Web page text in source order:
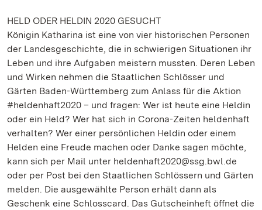
HELD ODER HELDIN 2020 GESUCHT
Königin Katharina ist eine von vier historischen Personen
der Landesgeschichte, die in schwierigen Situationen ihr
Leben und ihre Aufgaben meistern mussten. Deren Leben
und Wirken nehmen die Staatlichen Schlösser und
Gärten Baden-Württemberg zum Anlass für die Aktion
#heldenhaft2020 – und fragen: Wer ist heute eine Heldin
oder ein Held? Wer hat sich in Corona-Zeiten heldenhaft
verhalten? Wer einer persönlichen Heldin oder einem
Helden eine Freude machen oder Danke sagen möchte,
kann sich per Mail unter heldenhaft2020@ssg.bwl.de
oder per Post bei den Staatlichen Schlössern und Gärten
melden. Die ausgewählte Person erhält dann als
Geschenk eine Schlosscard. Das Gutscheinheft öffnet die